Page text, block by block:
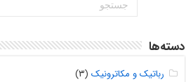
دسته‌ها
رباتیک و مکاترونیک (۳)